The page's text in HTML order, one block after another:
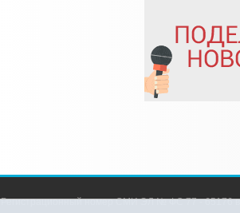
Регистрационный номер СМИ ЭЛ № ФС 77 - 65176